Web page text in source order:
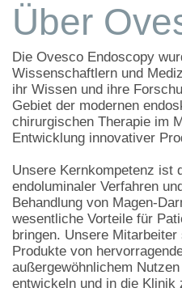
Über
Die Ovesco Endoscopy
Wissenschaftlern und
ihr Wissen und ihre
Gebiet der modernen
chirurgischen Therapie im
Entwicklung innovativer
Unsere Kernkompetenz ist
endoluminaler Verfahren
Behandlung von Magen-
wesentliche Vorteile für
bringen. Unsere
Produkte von
außergewöhnlichem
entwickeln und in die Klinik